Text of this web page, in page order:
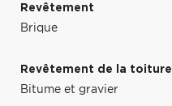
Revêtement
Brique
Revêtement de la toiture
Bitume et gravier